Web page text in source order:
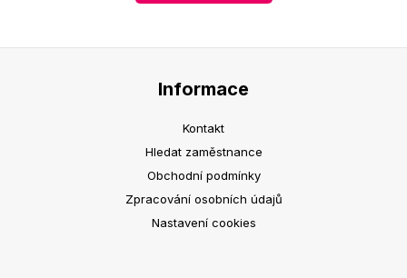
Informace
Kontakt
Hledat zaměstnance
Obchodní podmínky
Zpracování osobních údajů
Nastavení cookies